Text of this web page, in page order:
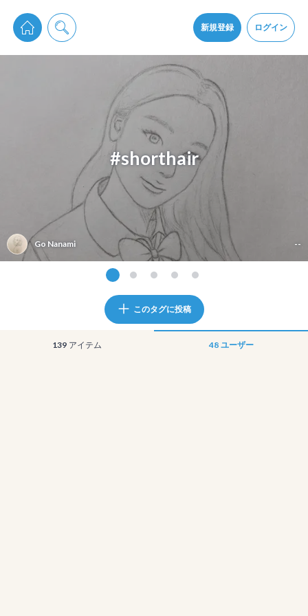
新規登録 ログイン
pixiv Sketchは2024年5月28日付で プライパシーポリシーを改定しました。
通知を受け取るにはここをクリックします
pixiv Sketchアプリでさらに快適に！
アプリをインストール
#shorthair
Go Nanami --
このタグに投稿
139 アイテム 48 ユーザー